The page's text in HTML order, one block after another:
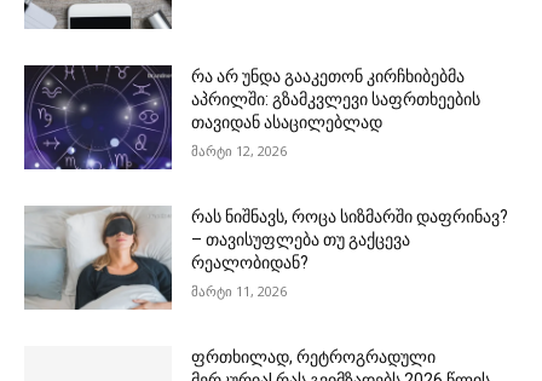
რა არ უნდა გააკეთონ კირჩხიბებმა
აპრილში: გზამკვლევი საფრთხეების
თავიდან ასაცილებლად
მარტი 12, 2026
რას ნიშნავს, როცა სიზმარში დაფრინავ?
– თავისუფლება თუ გაქცევა
რეალობიდან?
მარტი 11, 2026
ფრთხილად, რეტროგრადული